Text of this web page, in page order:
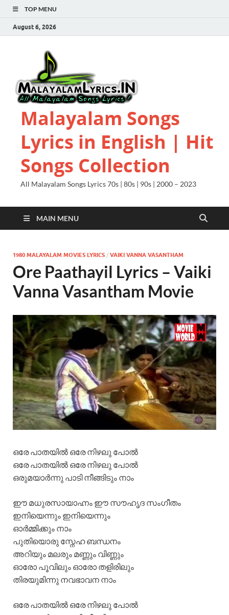
TOP MENU
August 6, 2026
Malayalam Songs
Lyrics in English | Hit
Songs Collection
All Malayalam Songs Lyrics 70s | 80s | 90s | 2000 – 2023
MAIN MENU
1980 MALAYALAM MOVIES LYRICS / VAIKI VANNA VASANTHAM
Ore Paathayil Lyrics – Vaiki
Vanna Vasantham Movie
ഒരേ പാതയിൽ ഒരേ നിഴലു പോൽ
ഒരേ പാതയിൽ ഒരേ നിഴലു പോൽ
ഒരുമയാർന്നു പാടി നീങ്ങിടും നാം
ഈ മധുരസായാഹ്നം ഈ സൗഹൃദ സംഗീതം
ഇനിയെന്നും ഇനിയെന്നും
ഓർമ്മിക്കും നാം
പുതിയൊരു സ്നേഹ ബന്ധനം
അറിയും മലരും മണ്ണും വിണ്ണും
ഓരോ പൂവിലും ഓരോ തളിരിലും
തിരയുമിന്നു നവഭാവന നാം
ഒരേ പാതയിൽ ഒരേ നിഴലു പോൽ